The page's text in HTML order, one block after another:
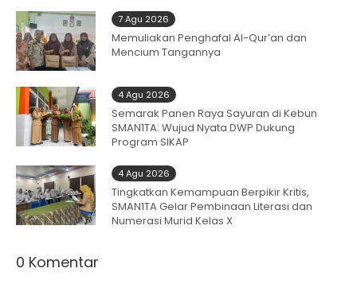
7 Agu 2026
Memuliakan Penghafal Al-Qur’an dan
Mencium Tangannya
4 Agu 2026
Semarak Panen Raya Sayuran di Kebun
SMAN1TA: Wujud Nyata DWP Dukung
Program SIKAP
4 Agu 2026
Tingkatkan Kemampuan Berpikir Kritis,
SMAN1TA Gelar Pembinaan Literasi dan
Numerasi Murid Kelas X
0 Komentar